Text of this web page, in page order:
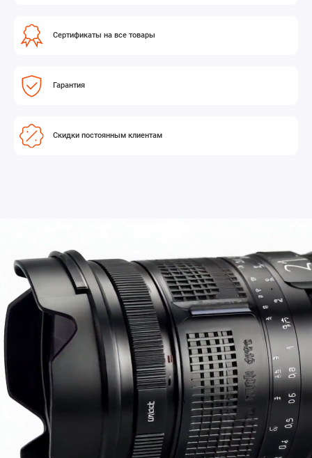
Сертификаты на все товары
Гарантия
Скидки постоянным клиентам